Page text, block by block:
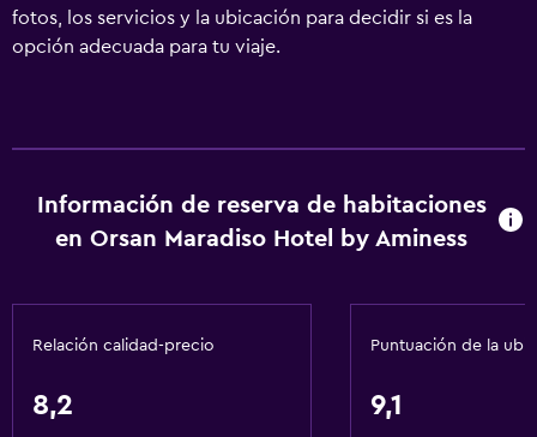
fotos, los servicios y la ubicación para decidir si es la
opción adecuada para tu viaje.
Información de reserva de habitaciones
en Orsan Maradiso Hotel by Aminess
Relación calidad-precio
8,2
Puntuación de la
9,1